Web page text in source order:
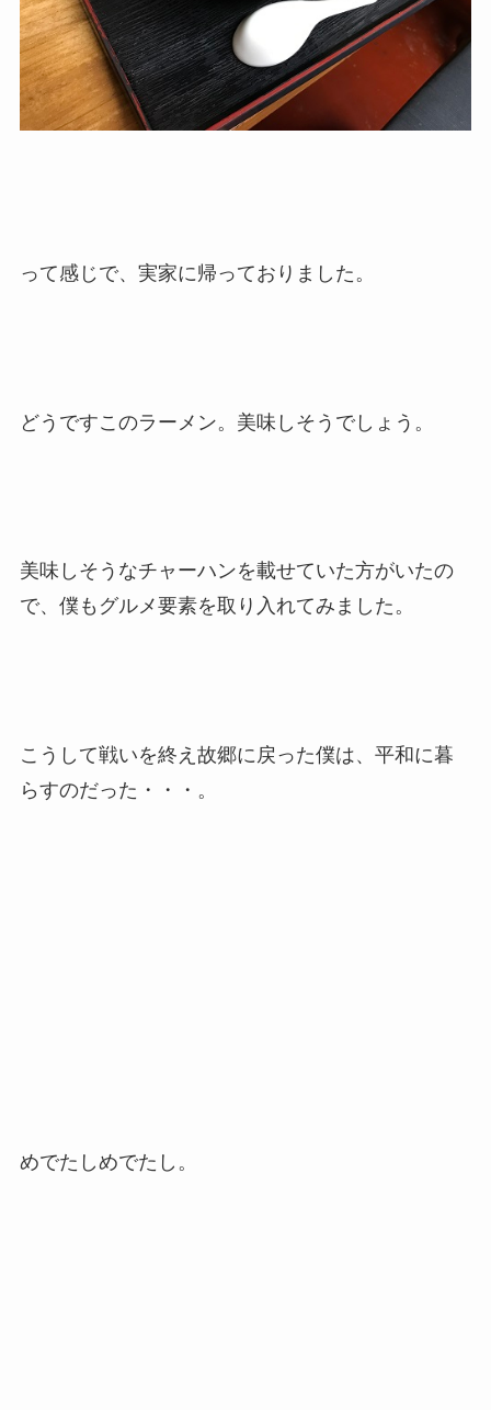
って感じで、実家に帰っておりました。
どうですこのラーメン。美味しそうでしょう。
美味しそうなチャーハンを載せていた方がいたの
で、僕もグルメ要素を取り入れてみました。
こうして戦いを終え故郷に戻った僕は、平和に暮
らすのだった・・・。
めでたしめでたし。